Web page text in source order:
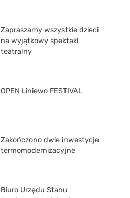
Zapraszamy wszystkie dzieci
na wyjątkowy spektakl
teatralny
OPEN Liniewo FESTIVAL
Zakończono dwie inwestycje
termomodernizacyjne
Biuro Urzędu Stanu